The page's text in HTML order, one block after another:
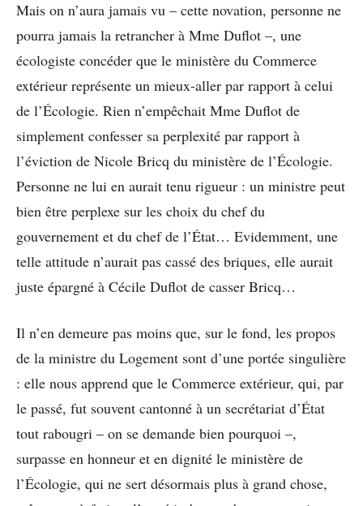
Mais on n’aura jamais vu – cette novation, personne ne
pourra jamais la retrancher à Mme Duflot –, une
écologiste concéder que le ministère du Commerce
extérieur représente un mieux-aller par rapport à celui
de l’Écologie. Rien n’empêchait Mme Duflot de
simplement confesser sa perplexité par rapport à
l’éviction de Nicole Bricq du ministère de l’Écologie.
Personne ne lui en aurait tenu rigueur : un ministre peut
bien être perplexe sur les choix du chef du
gouvernement et du chef de l’État… Evidemment, une
telle attitude n’aurait pas cassé des briques, elle aurait
juste épargné à Cécile Duflot de casser Bricq…
Il n’en demeure pas moins que, sur le fond, les propos
de la ministre du Logement sont d’une portée singulière
: elle nous apprend que le Commerce extérieur, qui, par
le passé, fut souvent cantonné à un secrétariat d’État
tout rabougri – on se demande bien pourquoi –,
surpasse en honneur et en dignité le ministère de
l’Écologie, qui ne sert désormais plus à grand chose,